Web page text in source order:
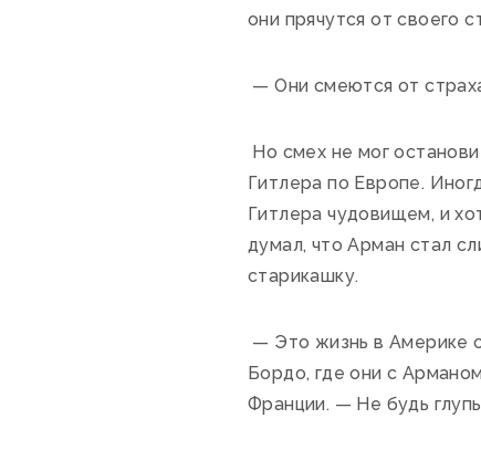
они прячутся от своего
— Они смеются от
Но смех не мог
Гитлера по Европе.
Гитлера чудовищем, и
думал, что Арман стал
старикашку.
— Это жизнь в Америке
Бордо, где они с
Франции. — Не будь